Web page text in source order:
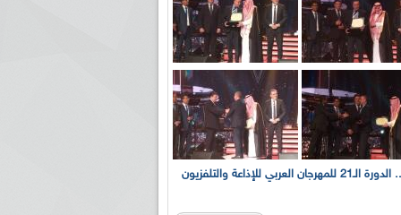
بالصور... الدورة الـ21 للمهرجان العربي للإذاعة والتلفزيون